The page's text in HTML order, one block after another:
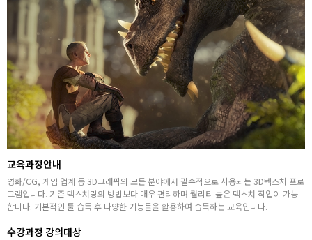
고객상담센터
아카데미소개
지점별 홈페이지
교육과정안내
영화/CG, 게임 업계 등 3D그래픽의 모든 분야에서 필수적으로 사용되는 3D텍스처 프로
그램입니다. 기존 텍스쳐링의 방법보다 매우 편리하며 퀄리티 높은 텍스쳐 작업이 가능
합니다. 기본적인 툴 습득 후 다양한 기능들을 활용하여 습득하는 교육입니다.
수강과정 강의대상